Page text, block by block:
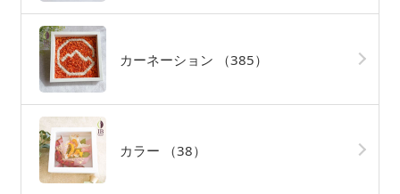
カーネーション （385）
カラー （38）